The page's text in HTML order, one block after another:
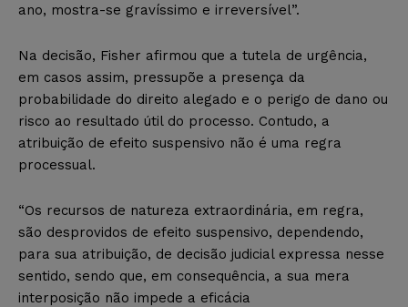
ano, mostra-se gravíssimo e irreversível”.
Na decisão, Fisher afirmou que a tutela de urgência,
em casos assim, pressupõe a presença da
probabilidade do direito alegado e o perigo de dano ou
risco ao resultado útil do processo. Contudo, a
atribuição de efeito suspensivo não é uma regra
processual.
“Os recursos de natureza extraordinária, em regra,
são desprovidos de efeito suspensivo, dependendo,
para sua atribuição, de decisão judicial expressa nesse
sentido, sendo que, em consequência, a sua mera
interposição não impede a eficácia